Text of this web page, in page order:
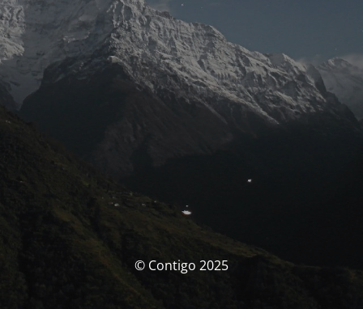
© Contigo 2025